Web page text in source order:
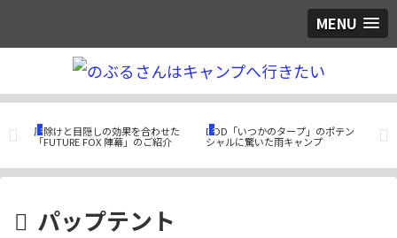
MENU
ッ
ギア
風除けと目隠しの効果を合わせた
「FUTURE FOX 陣幕」のご紹介
ギア
DOD「いつかのタープ」のポテン
シャルに驚いた雨キャンプ
ギ
快
パップテント